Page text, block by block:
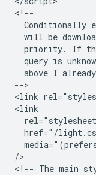
<!--
Conditionally
will be
priority. If
query is
above I
-->
<link
<link
href="/
/>
<!-- The main